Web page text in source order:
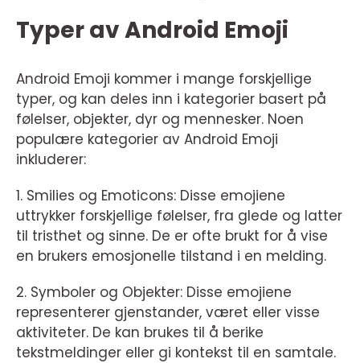
Typer av Android Emoji
Android Emoji kommer i mange forskjellige
typer, og kan deles inn i kategorier basert på
følelser, objekter, dyr og mennesker. Noen
populære kategorier av Android Emoji
inkluderer:
1. Smilies og Emoticons: Disse emojiene
uttrykker forskjellige følelser, fra glede og latter
til tristhet og sinne. De er ofte brukt for å vise
en brukers emosjonelle tilstand i en melding.
2. Symboler og Objekter: Disse emojiene
representerer gjenstander, været eller visse
aktiviteter. De kan brukes til å berike
tekstmeldinger eller gi kontekst til en samtale.